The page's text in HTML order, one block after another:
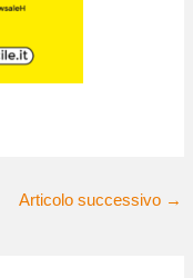
Articolo successivo →